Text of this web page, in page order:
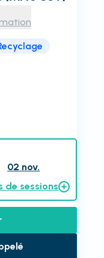
02 nov.
de sessions